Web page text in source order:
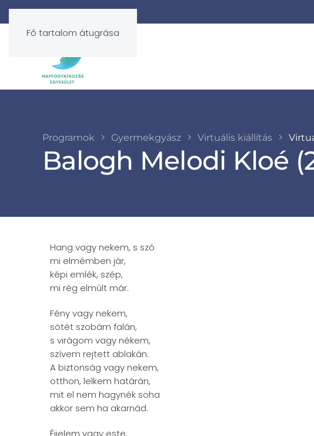
Fő tartalom átugrása
Programok Gyermekgyász Virtuális kiállítás
Balogh Melodi Kloé
Hang vagy nekem, s szó
mi elmémben jár,
képi emlék, szép,
mi rég elmúlt már.
Fény vagy nekem,
sötét szobám falán,
s virágom vagy nékem,
szívem rejtett ablakán.
A biztonság vagy nekem,
otthon, lelkem határán,
mit el nem hagynék soha
akkor sem ha akarnád.
Éjjelem vagy este,